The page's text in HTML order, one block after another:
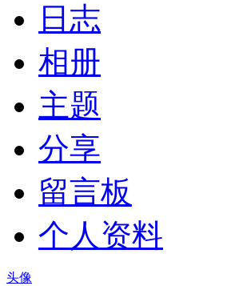
日志
相册
主题
分享
留言板
个人资料
头像